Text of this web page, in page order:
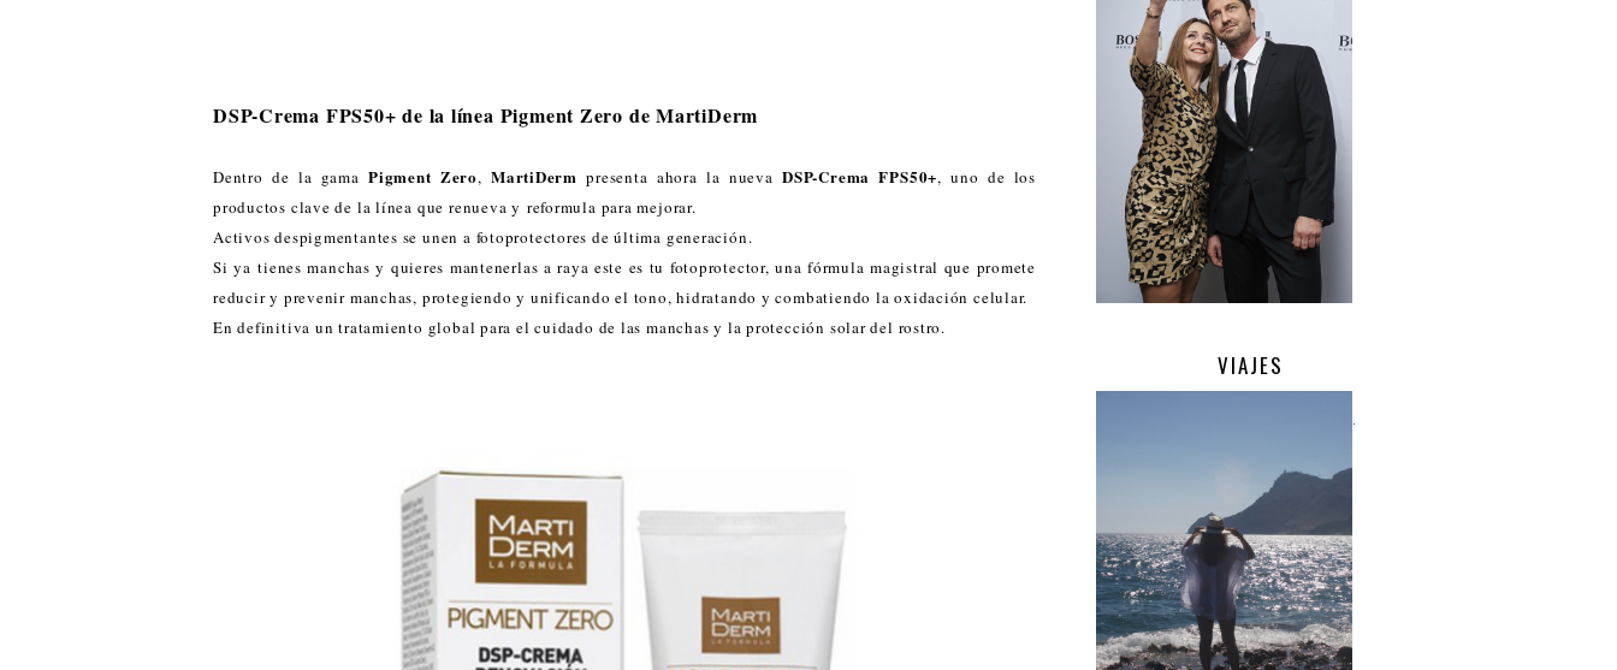
DSP-Crema FPS50+ de la línea Pigment Zero de MartiDerm
Dentro de la gamaPigment Zero,MartiDerm presenta ahora la nuevaDSP-Crema FPS50+, uno de los
productos clave de la línea que renueva y reformula para mejorar.
Activos despigmentantes se unen a fotoprotectores de última generación.
Si ya tienes manchas y quieres mantenerlas a raya este es tu fotoprotector, una fórmula magistral que promete
reducir y prevenir manchas, protegiendo y unificando el tono, hidratando y combatiendo la oxidación celular.
En definitiva un tratamiento global para el cuidado de las manchas y la protección solar del rostro.
VIAJES
.